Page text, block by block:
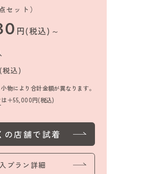
セット）
円(税込)～
税込)
物により合計金額が異なります。
は＋55,000円(税込)
の店舗で試着
プラン詳細